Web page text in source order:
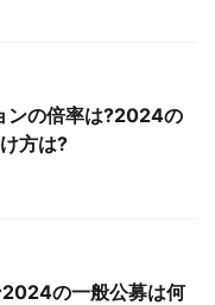
ンの倍率は?2024の
方は?
の一般公募は何